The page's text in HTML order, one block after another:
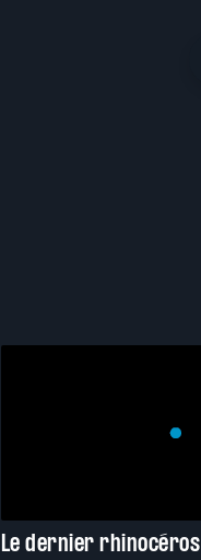
Le dernier rhinocéros